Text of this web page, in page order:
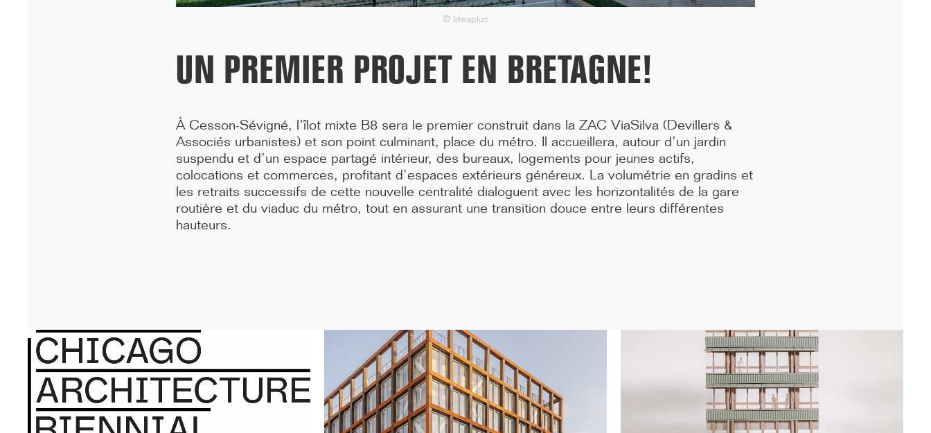
INAUGURATION DES BUREAUX PASTEUR
11/25
CAMPUS SORBONNE PITIÉ-SALPÊTRIÈRE :
11/25
DÉMARRAGE : 250 LOGEMENTS ÉTUDIANTS,
© Ideaplus
UN PREMIER PROJET EN BRETAGNE!
À Cesson-Sévigné, l’îlot mixte B8 sera le premier construit dans la ZAC ViaSilva (Devillers &
Associés urbanistes) et son point culminant, place du métro. Il accueillera, autour d’un jardin
suspendu et d’un espace partagé intérieur, des bureaux, logements pour jeunes actifs,
colocations et commerces, profitant d’espaces extérieurs généreux. La volumétrie en gradins et
les retraits successifs de cette nouvelle centralité dialoguent avec les horizontalités de la gare
routière et du viaduc du métro, tout en assurant une transition douce entre leurs différentes
hauteurs.